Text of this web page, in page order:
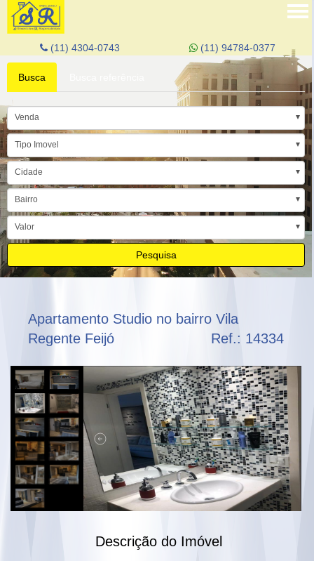
(11) 4304-0743 (11) 94784-0377
Busca
Venda
Tipo Imovel
Cidade
Bairro
Valor
Pesquisa
Apartamento Studio no bairro Vila
Regente Feijó
Ref.: 14334
Descrição do Imóvel